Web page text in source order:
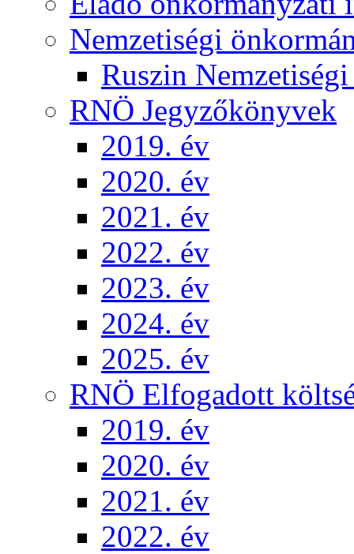
Nemzetiségi
Ruszin
RNÖ Jegyzőkönyvek
2019. év
2020. év
2021. év
2022. év
2023. év
2024. év
2025. év
RNÖ Elfogadott
2019. év
2020. év
2021. év
2022. év